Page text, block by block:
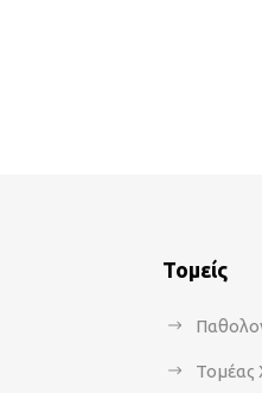
Τομείς
Τομέας